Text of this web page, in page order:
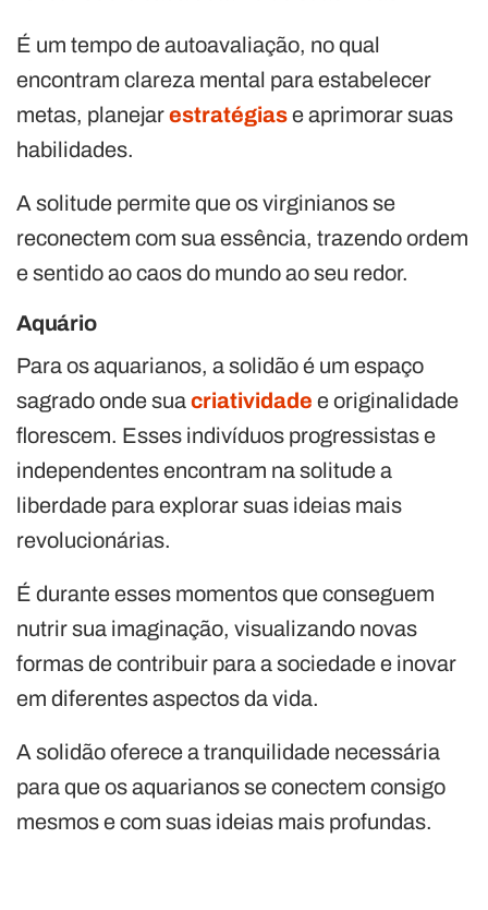
É um tempo de autoavaliação, no qual
encontram clareza mental para estabelecer
metas, planejarestratégiase aprimorar suas
habilidades.
A solitude permite que os virginianos se
reconectem com sua essência, trazendo ordem
e sentido ao caos do mundo ao seu redor.
Aquário
Para os aquarianos, a solidão é um espaço
sagrado onde suacriatividade e originalidade
florescem. Esses indivíduos progressistas e
independentes encontram na solitude a
liberdade para explorar suas ideias mais
revolucionárias.
É durante esses momentos que conseguem
nutrir sua imaginação, visualizando novas
formas de contribuir para a sociedade e inovar
em diferentes aspectos da vida.
A solidão oferece a tranquilidade necessária
para que os aquarianos se conectem consigo
mesmos e com suas ideias mais profundas.